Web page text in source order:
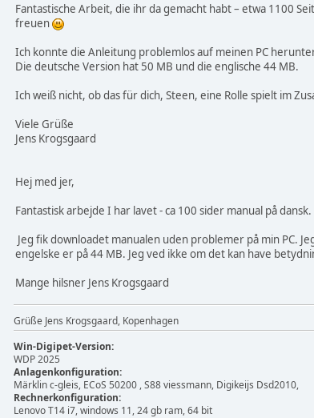
Fantastische Arbeit, die ihr da gemacht habt – etwa 1100
freuen
Ich konnte die Anleitung problemlos auf meinen PC
Die deutsche Version hat 50 MB und die englische 44 MB.
Ich weiß nicht, ob das für dich, Steen, eine Rolle spielt im
Viele Grüße
Jens Krogsgaard
Hej med jer,
Fantastisk arbejde I har lavet - ca 100 sider manual på
Jeg fik downloadet manualen uden problemer på min PC.
engelske er på 44 MB. Jeg ved ikke om det kan have
Mange hilsner Jens Krogsgaard
Grüße Jens Krogsgaard, Kopenhagen
Win-Digipet-Version:
WDP 2025
Anlagenkonfiguration:
Märklin c-gleis, ECoS 50200 , S88 viessmann, Digikeijs Dsd2010,
Rechnerkonfiguration:
Lenovo T14 i7, windows 11, 24 gb ram, 64 bit